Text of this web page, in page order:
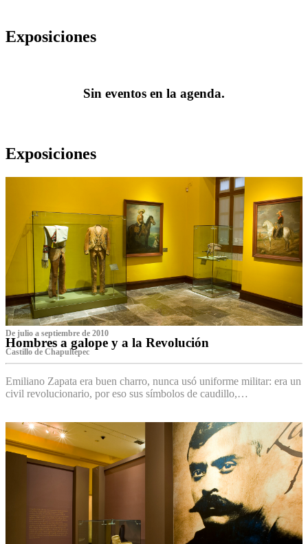
Exposiciones
Sin eventos en la agenda.
Exposiciones
De julio a septiembre de 2010
Hombres a galope y a la Revolución
Castillo de Chapultepec
Emiliano Zapata era buen charro, nunca usó uniforme militar: era un
civil revolucionario, por eso sus símbolos de caudillo,…